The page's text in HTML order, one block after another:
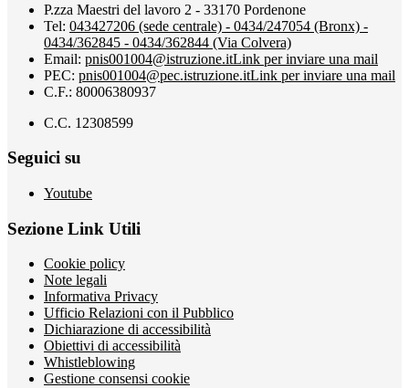
P.zza Maestri del lavoro 2 - 33170 Pordenone
Tel: 043427206 (sede centrale) - 0434/247054 (Bronx) -
0434/362845 - 0434/362844 (Via Colvera)
Email: pnis001004@istruzione.itLink per inviare una mail
PEC: pnis001004@pec.istruzione.itLink per inviare una mail
C.F.: 80006380937
C.C. 12308599
Seguici su
Youtube
Sezione Link Utili
Cookie policy
Note legali
Informativa Privacy
Ufficio Relazioni con il Pubblico
Dichiarazione di accessibilità
Obiettivi di accessibilità
Whistleblowing
Gestione consensi cookie